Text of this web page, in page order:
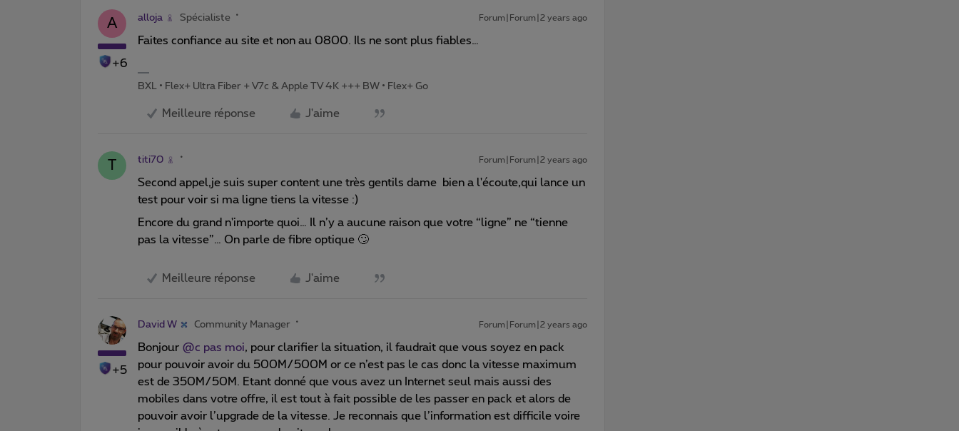
A
+6
alloja Spécialiste Forum|Forum|2 years ago
Faites confiance au site et non au 0800. Ils ne sont plus fiables…
BXL • Flex+ Ultra Fiber + V7c & Apple TV 4K +++ BW • Flex+ Go
Meilleure réponse J'aime
T titi70 Forum|Forum|2 years ago
Second appel,je suis super content une très gentils dame bien a l'écoute,qui lance un
test pour voir si ma ligne tiens la vitesse :)
Encore du grand n'importe quoi… Il n’y a aucune raison que votre “ligne” ne “tienne
pas la vitesse”… On parle de fibre optique 🙄
Meilleure réponse J'aime
+5
David W Community Manager Forum|Forum|2 years ago
Bonjour @c pas moi, pour clarifier la situation, il faudrait que vous soyez en pack
pour pouvoir avoir du 500M/500M or ce n’est pas le cas donc la vitesse maximum
est de 350M/50M. Etant donné que vous avez un Internet seul mais aussi des
mobiles dans votre offre, il est tout à fait possible de les passer en pack et alors de
pouvoir avoir l’upgrade de la vitesse. Je reconnais que l’information est difficile voire